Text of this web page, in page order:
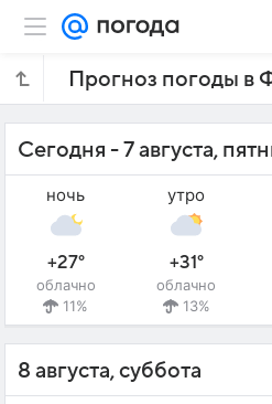
Прогноз погоды в
Сегодня - 7 августа,
ночь
+27°
облачно
11%
утро
+31°
облачно
13%
8 августа, суббота